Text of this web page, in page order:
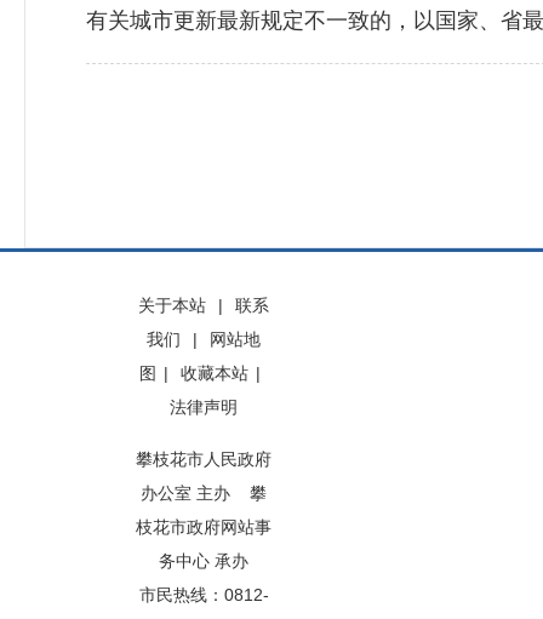
有关城市更新最新规定不一致的，以国家、省
关于本站 |
联系
我们
|
网站地
图 | 收藏本站 |
法律声明
攀枝花市人民政府
办公室 主办 攀
枝花市政府网站事
务中心 承办
市民热线：0812-